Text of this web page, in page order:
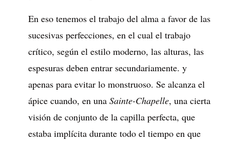
En eso tenemos el trabajo del alma a favor de las
sucesivas perfecciones, en el cual el trabajo
crítico, según el estilo moderno, las alturas, las
espesuras deben entrar secundariamente. y
apenas para evitar lo monstruoso. Se alcanza el
ápice cuando, en una Sainte-Chapelle, una cierta
visión de conjunto de la capilla perfecta, que
estaba implícita durante todo el tiempo en que